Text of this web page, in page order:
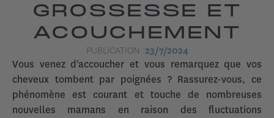
GROSSESSE ET
ACOUCHEMENT
PUBLICATION :23/7/2024
Vous venez d'accoucher et vous remarquez que vos
cheveux tombent par poignées ? Rassurez-vous, ce
phénomène est courant et touche de nombreuses
nouvelles mamans en raison des fluctuations